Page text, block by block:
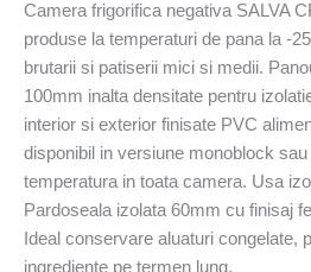
Camera frigorifica negativa SALVA
produse la temperaturi de pana la -
brutarii si patiserii mici si medii.
100mm inalta densitate pentru
interior si exterior finisate PVC
disponibil in versiune monoblock
temperatura in toata camera. Usa
Pardoseala izolata 60mm cu finisaj
Ideal conservare aluaturi congelate,
ingrediente pe termen lung.